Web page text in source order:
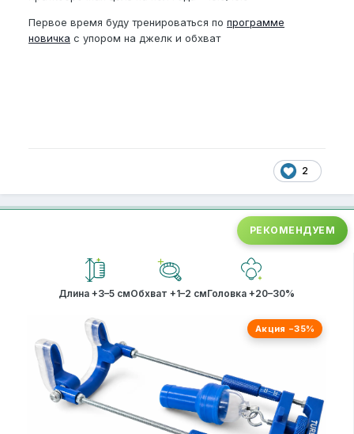
Первое время буду тренироваться по программе
новичка с упором на джелк и обхват
2
РЕКОМЕНДУЕМ
Длина +3–5 смОбхват +1–2 смГоловка +20–30%
Акция −35%